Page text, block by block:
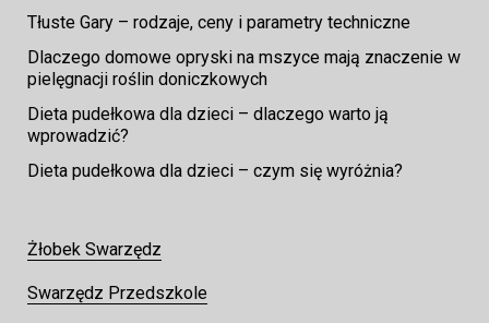
Tłuste Gary – rodzaje, ceny i parametry techniczne
Dlaczego domowe opryski na mszyce mają znaczenie w
pielęgnacji roślin doniczkowych
Dieta pudełkowa dla dzieci – dlaczego warto ją
wprowadzić?
Dieta pudełkowa dla dzieci – czym się wyróżnia?
Żłobek Swarzędz
Swarzędz Przedszkole